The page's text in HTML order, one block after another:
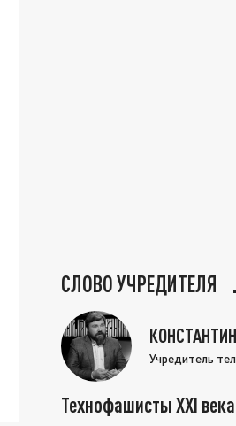
СЛОВО УЧРЕДИТЕЛЯ
Учредитель
Технофашисты XXI века